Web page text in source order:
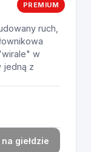
PREMIUM
ruch,
w
jedną z
giełdzie